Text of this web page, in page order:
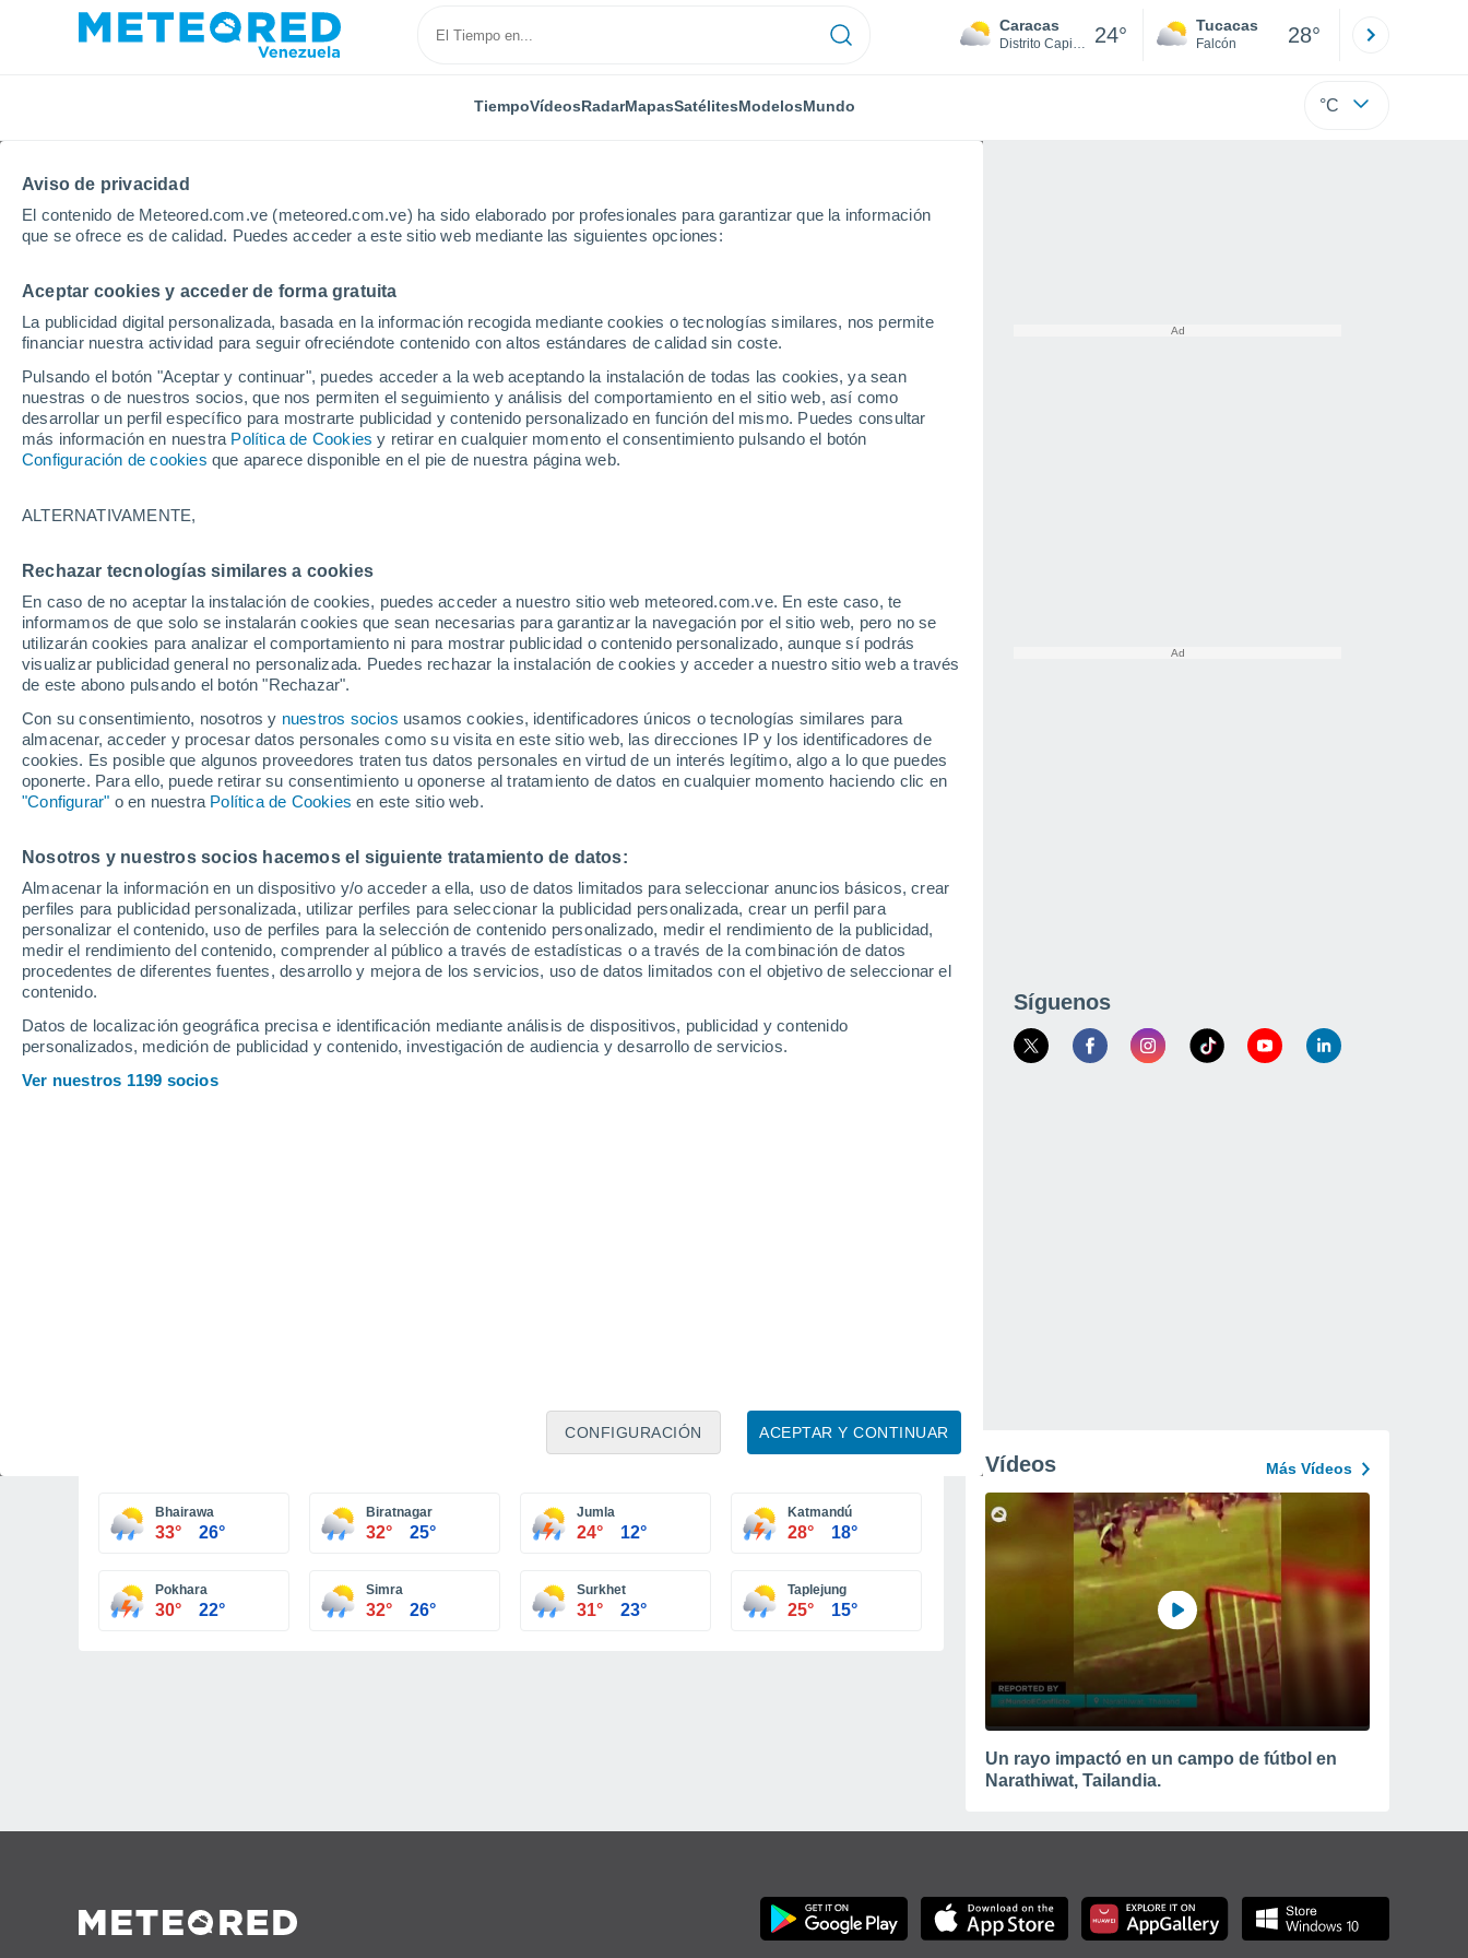
Aviso de privacidad
El contenido de Meteored.com.ve (meteored.com.ve) ha sido elaborado por profesionales para garantizar que la información
que se ofrece es de calidad. Puedes acceder a este sitio web mediante las siguientes opciones:
Aceptar cookies y acceder de forma gratuita
La publicidad digital personalizada, basada en la información recogida mediante cookies o tecnologías similares, nos permite
financiar nuestra actividad para seguir ofreciéndote contenido con altos estándares de calidad sin coste.
Pulsando el botón "Aceptar y continuar", puedes acceder a la web aceptando la instalación de todas las cookies, ya sean
nuestras o de nuestros socios, que nos permiten el seguimiento y análisis del comportamiento en el sitio web, así como
desarrollar un perfil específico para mostrarte publicidad y contenido personalizado en función del mismo. Puedes consultar
más información en nuestra Política de Cookies y retirar en cualquier momento el consentimiento pulsando el botón
Configuración de cookies que aparece disponible en el pie de nuestra página web.
ALTERNATIVAMENTE,
Rechazar tecnologías similares a cookies
En caso de no aceptar la instalación de cookies, puedes acceder a nuestro sitio web meteored.com.ve. En este caso, te
informamos de que solo se instalarán cookies que sean necesarias para garantizar la navegación por el sitio web, pero no se
utilizarán cookies para analizar el comportamiento ni para mostrar publicidad o contenido personalizado, aunque sí podrás
visualizar publicidad general no personalizada. Puedes rechazar la instalación de cookies y acceder a nuestro sitio web a través
de este abono pulsando el botón "Rechazar".
Con su consentimiento, nosotros y nuestros socios usamos cookies, identificadores únicos o tecnologías similares para
almacenar, acceder y procesar datos personales como su visita en este sitio web, las direcciones IP y los identificadores de
cookies. Es posible que algunos proveedores traten tus datos personales en virtud de un interés legítimo, algo a lo que puedes
oponerte. Para ello, puede retirar su consentimiento u oponerse al tratamiento de datos en cualquier momento haciendo clic en
"Configurar" o en nuestra Política de Cookies en este sitio web.
Nosotros y nuestros socios hacemos el siguiente tratamiento de datos:
Almacenar la información en un dispositivo y/o acceder a ella, uso de datos limitados para seleccionar anuncios básicos, crear
perfiles para publicidad personalizada, utilizar perfiles para seleccionar la publicidad personalizada, crear un perfil para
personalizar el contenido, uso de perfiles para la selección de contenido personalizado, medir el rendimiento de la publicidad,
medir el rendimiento del contenido, comprender al público a través de estadísticas o a través de la combinación de datos
procedentes de diferentes fuentes, desarrollo y mejora de los servicios, uso de datos limitados con el objetivo de seleccionar el
contenido.
Datos de localización geográfica precisa e identificación mediante análisis de dispositivos, publicidad y contenido
personalizados, medición de publicidad y contenido, investigación de audiencia y desarrollo de servicios.
Ver nuestros 1199 socios
ACEPTAR Y CONTINUAR
CONFIGURACIÓN
Caracas
Distrito Capital 24° Tucacas
Falcón 28°
TiempoVídeosRadarMapasSatélitesModelosMundo °C
Inicio Nepal
Tiempo en Nepal. Pronóstico a 14 días
Hoy, 7 agosto Todo el día Símbolo
33°
26°
Bhairawa
24°
12°
Jumla
18°
Katmandú
30°
22°
Pokhara
Surkhet
25°
Biratnagar
Síguenos
Bhairawa
33° 26°
Biratnagar
32° 25°
Jumla
24° 12°
Katmandú
28° 18°
Pokhara
30° 22°
Simra
32° 26°
Surkhet
31° 23°
Taplejung
25° 15°
Vídeos Más Vídeos
Un rayo impactó en un campo de fútbol en
Narathiwat, Tailandia.